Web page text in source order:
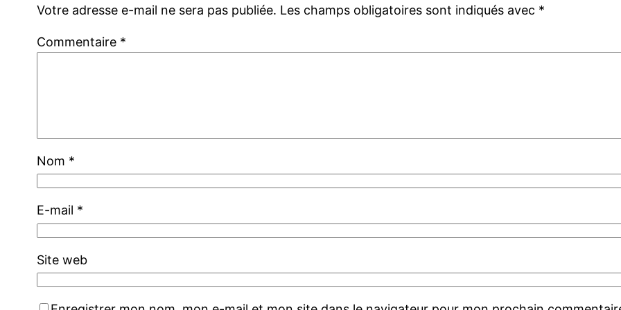
Votre adresse e-mail ne sera pas publiée. Les champs obligatoires sont indiqués avec *
Commentaire *
Nom *
E-mail *
Site web